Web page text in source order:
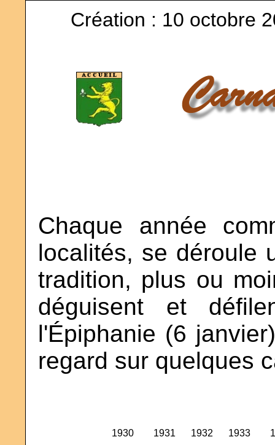
Création : 10 octobre
Chaque année
localités, se déroule
tradition, plus ou
déguisent et
l'Épiphanie (6
regard sur quelques
1930 1931 1932 1933